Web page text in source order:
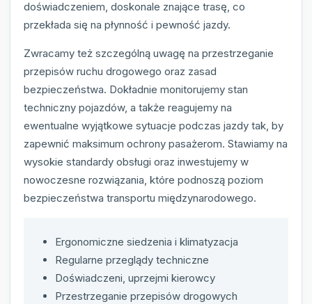
doświadczeniem, doskonale znające trasę, co
przekłada się na płynność i pewność jazdy.
Zwracamy też szczególną uwagę na przestrzeganie
przepisów ruchu drogowego oraz zasad
bezpieczeństwa. Dokładnie monitorujemy stan
techniczny pojazdów, a także reagujemy na
ewentualne wyjątkowe sytuacje podczas jazdy tak, by
zapewnić maksimum ochrony pasażerom. Stawiamy na
wysokie standardy obsługi oraz inwestujemy w
nowoczesne rozwiązania, które podnoszą poziom
bezpieczeństwa transportu międzynarodowego.
Ergonomiczne siedzenia i klimatyzacja
Regularne przeglądy techniczne
Doświadczeni, uprzejmi kierowcy
Przestrzeganie przepisów drogowych